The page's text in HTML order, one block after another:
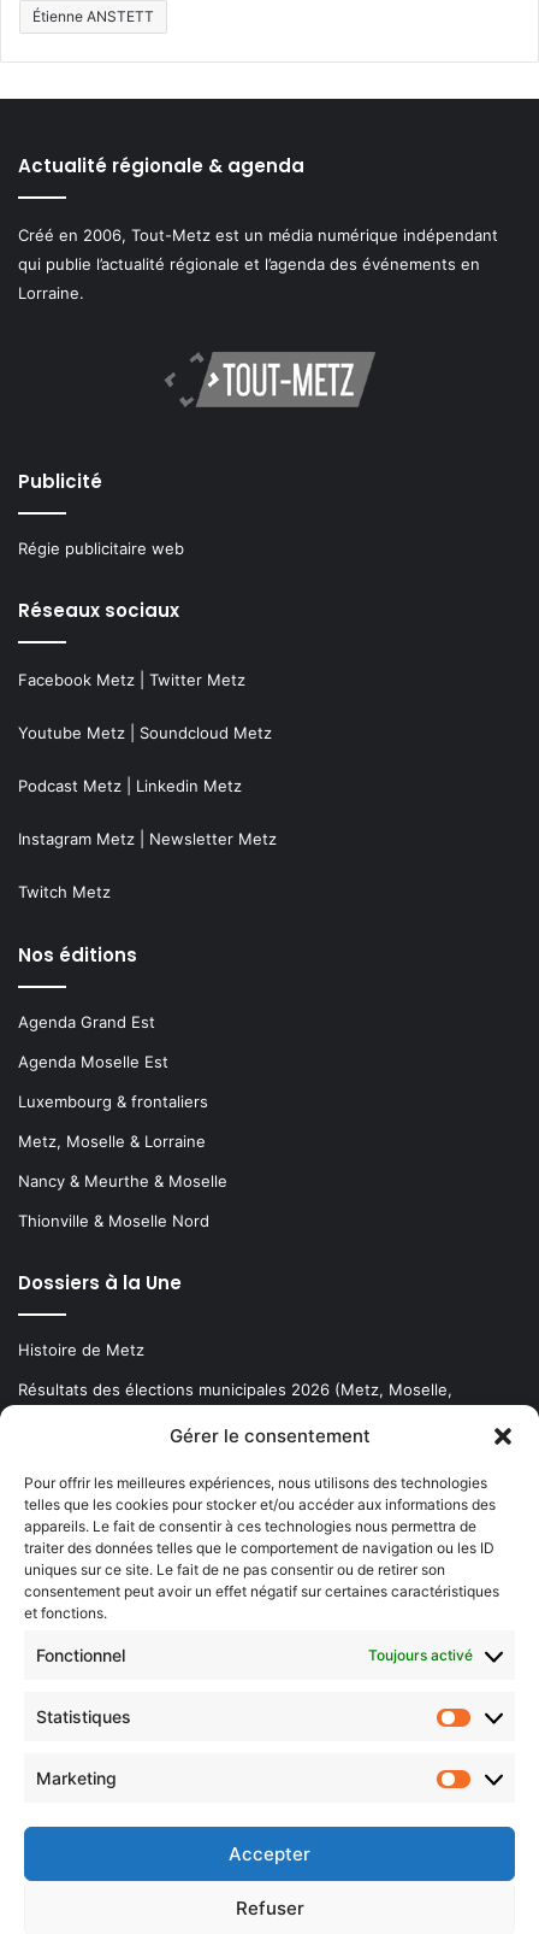
Gérer le consentement
Pour offrir les meilleures expériences, nous utilisons des technologies
telles que les cookies pour stocker et/ou accéder aux informations des
appareils. Le fait de consentir à ces technologies nous permettra de
traiter des données telles que le comportement de navigation ou les ID
uniques sur ce site. Le fait de ne pas consentir ou de retirer son
consentement peut avoir un effet négatif sur certaines caractéristiques
et fonctions.
Fonctionnel Toujours activé
Statistiques
Marketing
Accepter
Refuser
Étienne ANSTETT
Actualité régionale & agenda
Créé en 2006, Tout-Metz est un média numérique indépendant
qui publie l’actualité régionale et l’agenda des événements en
Lorraine.
Publicité
Régie publicitaire web
Réseaux sociaux
Facebook Metz Twitter Metz
Youtube Metz Soundcloud Metz
Podcast Metz Linkedin Metz
Instagram Metz Newsletter Metz
Twitch Metz
Nos éditions
Agenda Grand Est
Agenda Moselle Est
Luxembourg & frontaliers
Metz, Moselle & Lorraine
Nancy & Meurthe & Moselle
Thionville & Moselle Nord
Dossiers à la Une
Histoire de Metz
Résultats des élections municipales 2026 (Metz, Moselle,
Newsletter gratuite
Choisissez : matin, soir ou hebdo ?
votre